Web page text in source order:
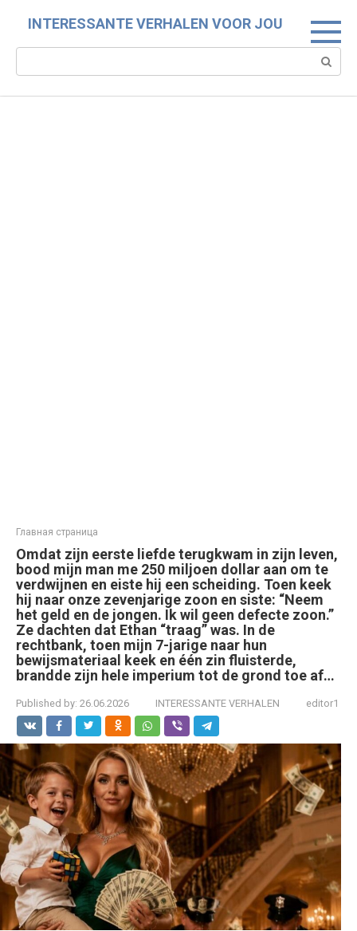
INTERESSANTE VERHALEN VOOR JOU
Главная страница
Omdat zijn eerste liefde terugkwam in zijn leven,
bood mijn man me 250 miljoen dollar aan om te
verdwijnen en eiste hij een scheiding. Toen keek
hij naar onze zevenjarige zoon en siste: “Neem
het geld en de jongen. Ik wil geen defecte zoon.”
Ze dachten dat Ethan “traag” was. In de
rechtbank, toen mijn 7-jarige naar hun
bewijsmateriaal keek en één zin fluisterde,
brandde zijn hele imperium tot de grond toe af…
Published by: 26.06.2026 INTERESSANTE VERHALEN editor1